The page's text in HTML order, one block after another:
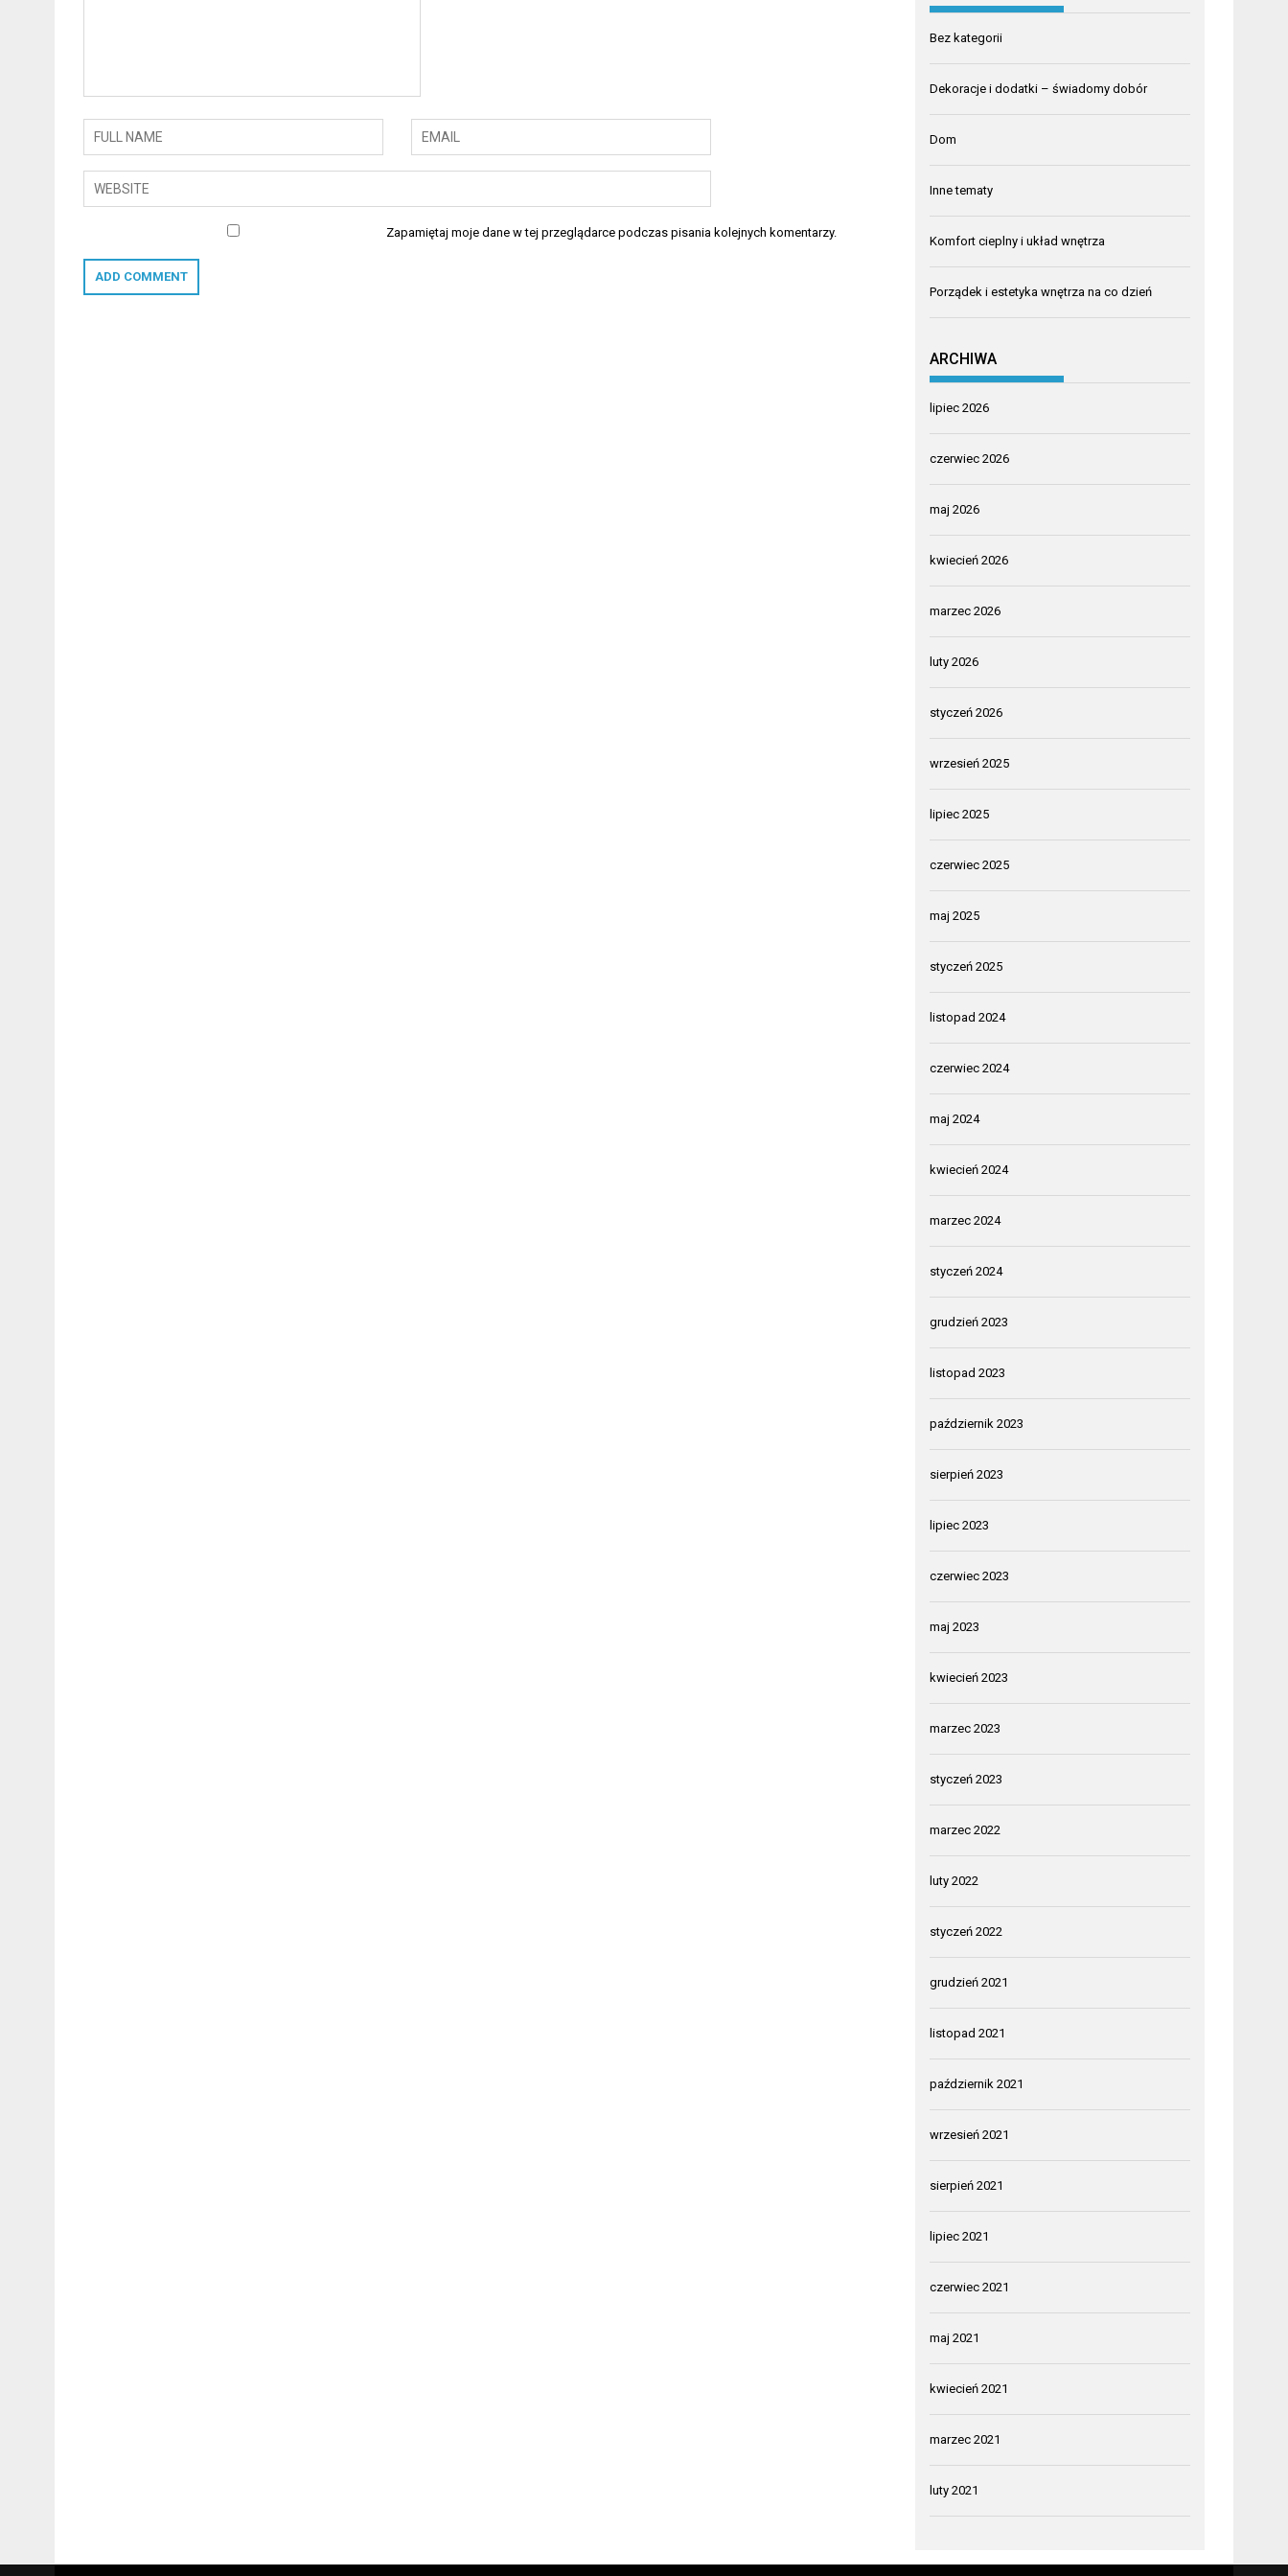
Zapamiętaj moje dane w tej przeglądarce podczas pisania kolejnych komentarzy.
Bez kategorii
Dekoracje i dodatki – świadomy dobór
Dom
Inne tematy
Komfort cieplny i układ wnętrza
Porządek i estetyka wnętrza na co dzień
ARCHIWA
lipiec 2026
czerwiec 2026
maj 2026
kwiecień 2026
marzec 2026
luty 2026
styczeń 2026
wrzesień 2025
lipiec 2025
czerwiec 2025
maj 2025
styczeń 2025
listopad 2024
czerwiec 2024
maj 2024
kwiecień 2024
marzec 2024
styczeń 2024
grudzień 2023
listopad 2023
październik 2023
sierpień 2023
lipiec 2023
czerwiec 2023
maj 2023
kwiecień 2023
marzec 2023
styczeń 2023
marzec 2022
luty 2022
styczeń 2022
grudzień 2021
listopad 2021
październik 2021
wrzesień 2021
sierpień 2021
lipiec 2021
czerwiec 2021
maj 2021
kwiecień 2021
marzec 2021
luty 2021